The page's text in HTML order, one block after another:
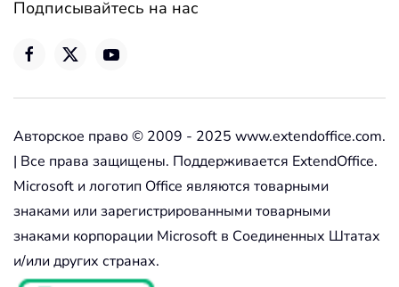
Подписывайтесь на нас
Авторское право © 2009 - 2025 www.extendoffice.com.
| Все права защищены. Поддерживается ExtendOffice.
Microsoft и логотип Office являются товарными
знаками или зарегистрированными товарными
знаками корпорации Microsoft в Соединенных Штатах
и/или других странах.